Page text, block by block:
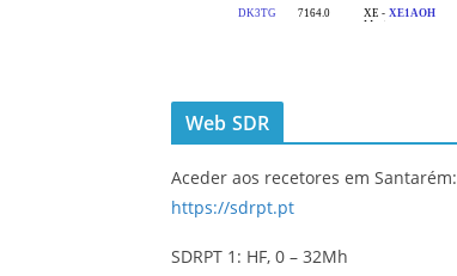
Web SDR
Aceder aos recetores em Santarém:
https://sdrpt.pt
SDRPT 1: HF, 0 – 32Mh